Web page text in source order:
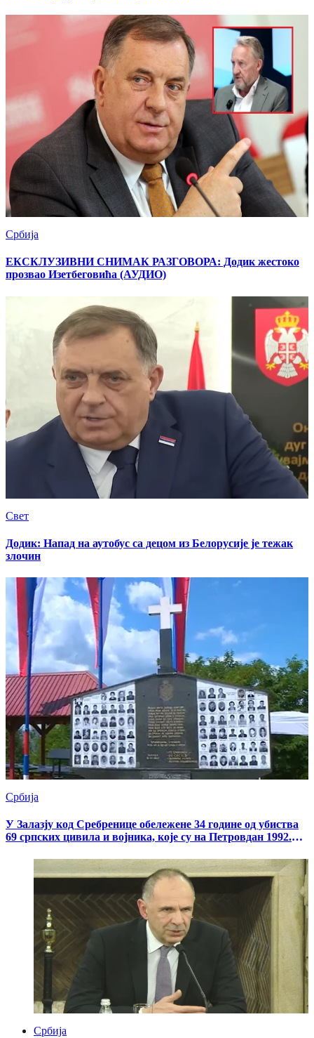
Србија
ЕКСКЛУЗИВНИ СНИМАК РАЗГОВОРА: Додик жестоко
прозвао Изетбеговића (АУДИО)
Свет
Додик: Напад на аутобус са децом из Белорусије је тежак
злочин
Србија
У Залазју код Сребренице обележене 34 године од убиства
69 српских цивила и војника, које су на Петровдан 1992.
Србија